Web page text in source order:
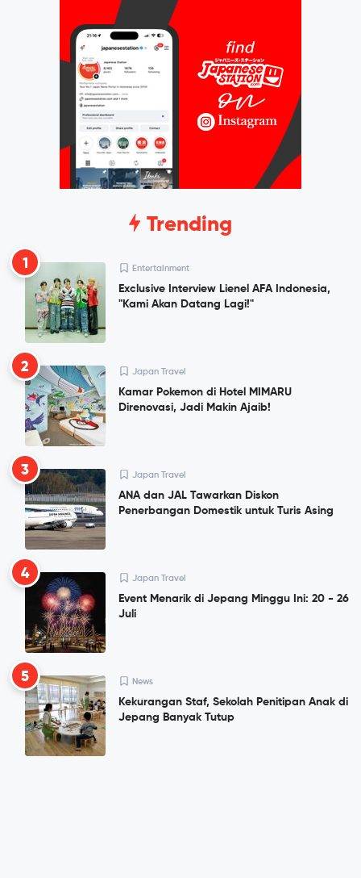
Trending
1 Entertainment
Exclusive Interview Lienel AFA Indonesia,
"Kami Akan Datang Lagi!"
2 Japan Travel
Kamar Pokemon di Hotel MIMARU
Direnovasi, Jadi Makin Ajaib!
3 Japan Travel
ANA dan JAL Tawarkan Diskon
Penerbangan Domestik untuk Turis Asing
4 Japan Travel
Event Menarik di Jepang Minggu Ini: 20 - 26
Juli
5 News
Kekurangan Staf, Sekolah Penitipan Anak di
Jepang Banyak Tutup